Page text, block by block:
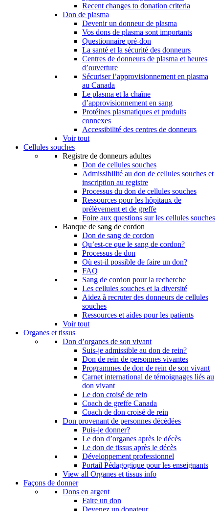
Recent changes to donation criteria
Don de plasma
Devenir un donneur de plasma
Vos dons de plasma sont importants
Questionnaire pré-don
La santé et la sécurité des donneurs
Centres de donneurs de plasma et heures
d’ouverture
Sécuriser l’approvisionnement en plasma
au Canada
Le plasma et la chaîne
d’approvisionnement en sang
Protéines plasmatiques et produits
connexes
Accessibilité des centres de donneurs
Voir tout
Cellules souches
Registre de donneurs adultes
Don de cellules souches
Admissibilité au don de cellules souches et
inscription au registre
Processus du don de cellules souches
Ressources pour les hôpitaux de
prélèvement et de greffe
Foire aux questions sur les cellules souches
Banque de sang de cordon
Don de sang de cordon
Qu’est-ce que le sang de cordon?
Processus de don
Où est-il possible de faire un don?
FAQ
Sang de cordon pour la recherche
Les cellules souches et la diversité
Aidez à recruter des donneurs de cellules
souches
Ressources et aides pour les patients
Voir tout
Organes et tissus
Don d’organes de son vivant
Suis-je admissible au don de rein?
Don de rein de personnes vivantes
Programmes de don de rein de son vivant
Carnet international de témoignages liés au
don vivant
Le don croisé de rein
Coach de greffe Canada
Coach de don croisé de rein
Don provenant de personnes décédées
Puis-je donner?
Le don d’organes après le décès
Le don de tissus après le décès
Développement professionnel
Portail Pédagogique pour les enseignants
View all Organes et tissus info
Façons de donner
Dons en argent
Faire un don
Devenez un donateur